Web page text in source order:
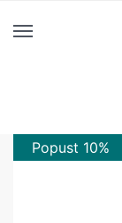
Popust 10%
Popust 10%